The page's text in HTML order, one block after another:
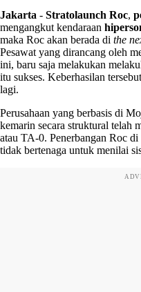
Jakarta - Stratolaunch Roc,
mengangkut kendaraan
maka Roc akan berada di the
Pesawat yang dirancang oleh
ini, baru saja melakukan
itu sukses. Keberhasilan
lagi.
Perusahaan yang berbasis di
kemarin secara struktural telah
atau TA-0. Penerbangan Roc
tidak bertenaga untuk menilai